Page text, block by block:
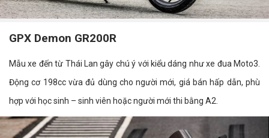
GPX Demon GR200R
Mẫu xe đến từ Thái Lan gây chú ý với kiểu dáng như xe đua Moto3.
Động cơ 198cc vừa đủ dùng cho người mới, giá bán hấp dẫn, phù
hợp với học sinh – sinh viên hoặc người mới thi bằng A2.